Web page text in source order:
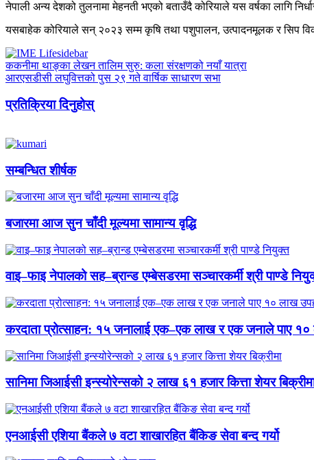
नेपाली अन्य देशको तुलनामा मेहनती भएको बताउँदै कोरियाले यस वर्षका लागि
यसबाहेक कोरियाले सन् २०२३ सम्म कृषि तथा पशुपालन, उत्पादनमूलक र सिप
ककनीमा थाङ्का लेखन तालिम सुरु: कला संरक्षणको नयाँ यात्रा
आरएसडीसी लघुवित्तको पुस २९ गते वार्षिक साधारण सभा
प्रतिक्रिया दिनुहोस्
सम्बन्धित शीर्षक
बजारमा आज सुन चाँदी मूल्यमा सामान्य वृद्धि
वाइ–फाइ नेपालको सह–ब्रान्ड एम्बेसडरमा सञ्चारकर्मी श्री पाण्डे
करदाता प्रोत्साहन: १५ जनालाई एक–एक लाख र एक जनाले पाए १०
सानिमा जिआईसी इन्स्योरेन्सको २ लाख ६१ हजार कित्ता शेयर
एनआईसी एशिया बैंकले ७ वटा शाखारहित बैंकिङ सेवा बन्द गर्यो